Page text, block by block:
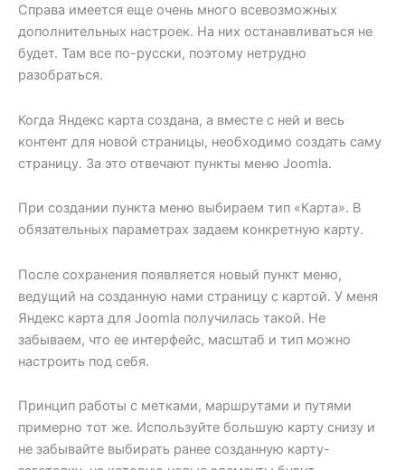
Справа имеется еще очень много всевозможных
дополнительных настроек. На них останавливаться не
будет. Там все по-русски, поэтому нетрудно
разобраться.
Когда Яндекс карта создана, а вместе с ней и весь
контент для новой страницы, необходимо создать саму
страницу. За это отвечают пункты меню Joomla.
При создании пункта меню выбираем тип «Карта». В
обязательных параметрах задаем конкретную карту.
После сохранения появляется новый пункт меню,
ведущий на созданную нами страницу с картой. У меня
Яндекс карта для Joomla получилась такой. Не
забываем, что ее интерфейс, масштаб и тип можно
настроить под себя.
Принцип работы с метками, маршрутами и путями
примерно тот же. Используйте большую карту снизу и
не забывайте выбирать ранее созданную карту-